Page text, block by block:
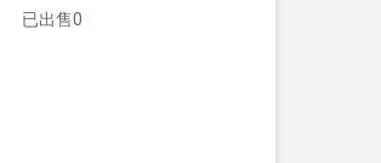
已出售0